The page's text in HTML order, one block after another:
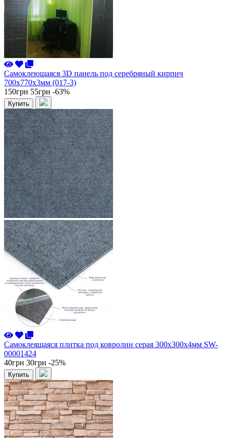
Самоклеющаяся 3D панель под серебряный кирпич
700x770x3мм (017-3)
150грн 55грн -63%
Купить
Самоклеящаяся плитка под ковролин серая 300х300х4мм SW-
00001424
40грн 30грн -25%
Купить